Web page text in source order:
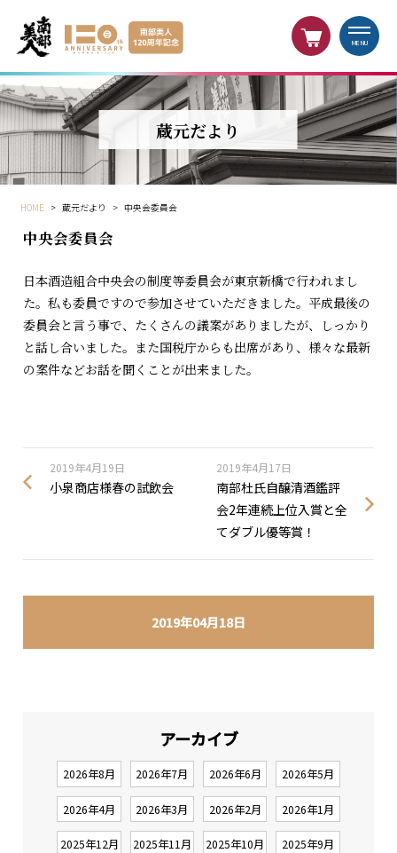
MENU
蔵元だより
HOME > 蔵元だより > 中央会委員会
2019年04月18日
中央会委員会
日本酒造組合中央会の制度等委員会が東京新橋で行われまし
た。私も委員ですので参加させていただきました。平成最後の
委員会と言う事で、たくさんの議案がありましたが、しっかり
と話し合いました。また国税庁からも出席があり、様々な最新
の案件などお話を聞くことが出来ました。
2019年4月19日
小泉商店様春の試飲会
2019年4月17日
南部杜氏自醸清酒鑑評
会2年連続上位入賞と全
てダブル優等賞！
アーカイブ
2026年8月 2026年7月 2026年6月 2026年5月
2026年4月 2026年3月 2026年2月 2026年1月
2025年12月 2025年11月 2025年10月 2025年9月